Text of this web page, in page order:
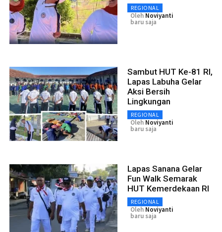
REGIONAL
Oleh Noviyanti
baru saja
Sambut HUT Ke-81 RI,
Lapas Labuha Gelar
Aksi Bersih
Lingkungan
REGIONAL
Oleh Noviyanti
baru saja
Lapas Sanana Gelar
Fun Walk Semarak
HUT Kemerdekaan RI
REGIONAL
Oleh Noviyanti
baru saja